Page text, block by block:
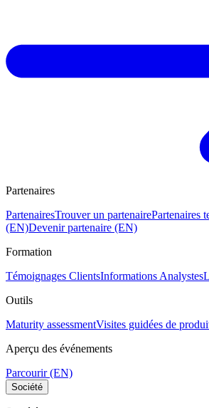
Partenaires
PartenairesTrouver un partenairePartenaires
(EN)Devenir partenaire (EN)
Formation
Témoignages ClientsInformations Analystes
Outils
Maturity assessmentVisites guidées de
Aperçu des événements
Parcourir (EN)
Société